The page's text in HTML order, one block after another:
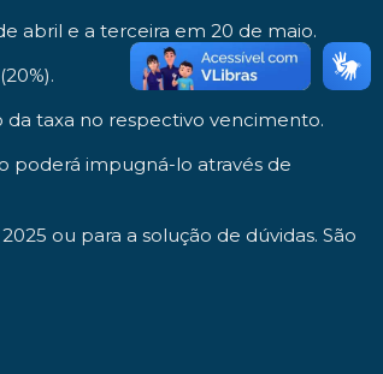
abril e a terceira em 20 de maio.
taxa no respectivo vencimento.
poderá impugná-lo através de
ou para a solução de dúvidas. São